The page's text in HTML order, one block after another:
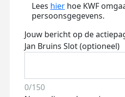
Lees hier hoe KWF
persoonsgegevens.
Jouw bericht op de
Jan Bruins Slot (optioneel)
0/150